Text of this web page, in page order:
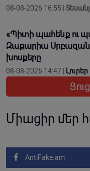
08-08-2026 16:55 |
«Պիտի պահենք ու
Զաքարիա
խոսքերը
08-08-2026 14:47 | Լուրեր
Միացիր մեր
AntiFake.am